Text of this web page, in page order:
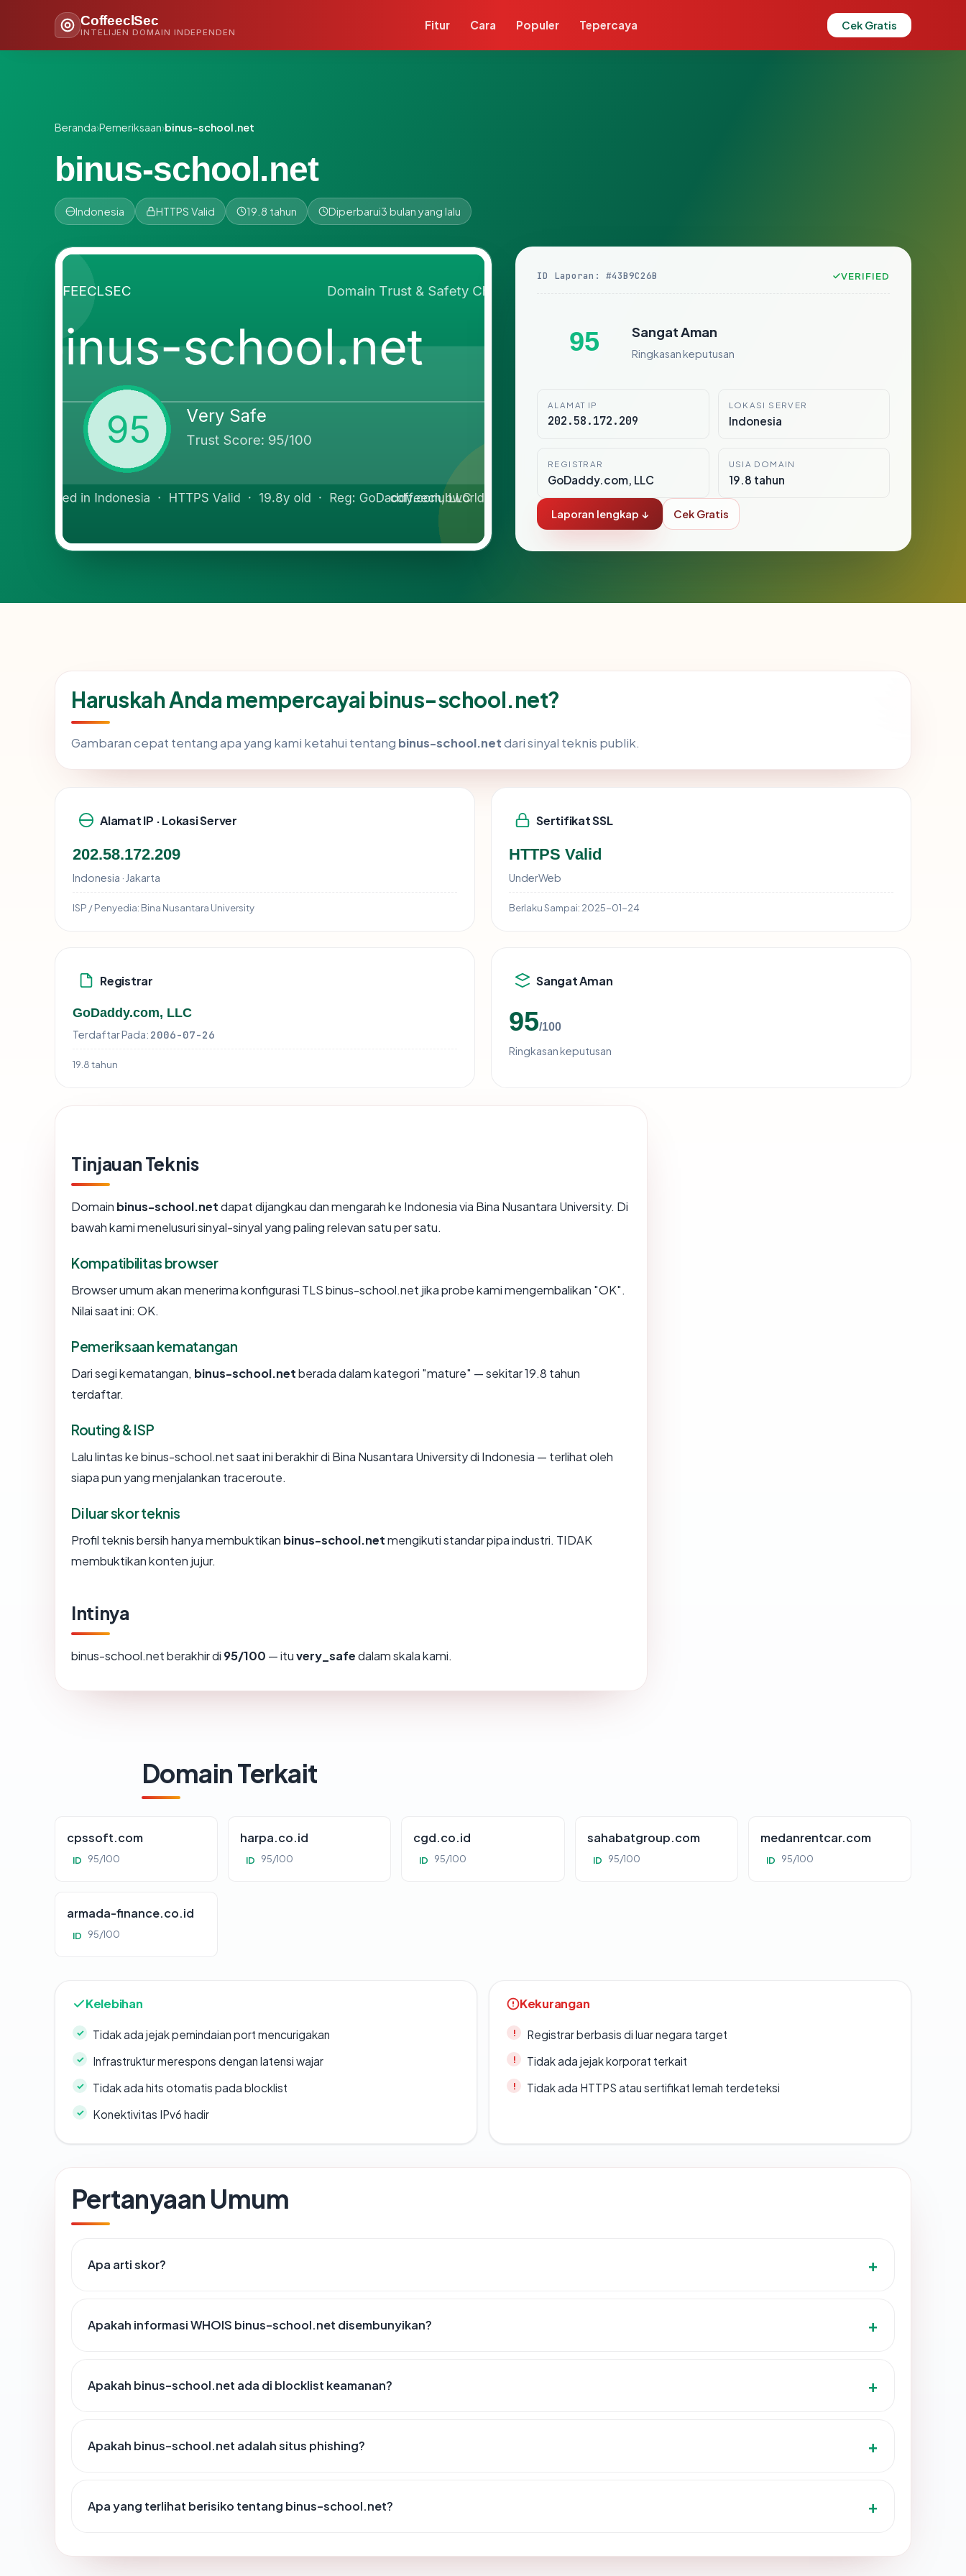
CoffeeclSec
INTELIJEN DOMAIN INDEPENDEN
Fitur Cara Populer Tepercaya Cek Gratis
Beranda›Pemeriksaan›binus-school.net
binus-school.net
Indonesia HTTPS Valid 19.8 tahun Diperbarui3 bulan yang lalu
ID Laporan: #43B9C26B VERIFIED
95 Sangat Aman
Ringkasan keputusan
ALAMAT IP
202.58.172.209
LOKASI SERVER
Indonesia
REGISTRAR
GoDaddy.com, LLC
USIA DOMAIN
19.8 tahun
Laporan lengkap ↓ Cek Gratis
Haruskah Anda mempercayai binus-school.net?
Gambaran cepat tentang apa yang kami ketahui tentang binus-school.netdari sinyal teknis publik.
Alamat IP · Lokasi Server
202.58.172.209
Indonesia · Jakarta
ISP / Penyedia: Bina Nusantara University
Sertifikat SSL
HTTPS Valid
UnderWeb
Berlaku Sampai: 2025-01-24
Registrar
GoDaddy.com, LLC
Terdaftar Pada: 2006-07-26
19.8 tahun
Sangat Aman
95/100
Ringkasan keputusan
Tinjauan Teknis
Domain binus-school.netdapat dijangkau dan mengarah ke Indonesia via Bina Nusantara University. Di
bawah kami menelusuri sinyal-sinyal yang paling relevan satu per satu.
Kompatibilitas browser
Browser umum akan menerima konfigurasi TLS binus-school.net jika probe kami mengembalikan "OK".
Nilai saat ini: OK.
Pemeriksaan kematangan
Dari segi kematangan, binus-school.netberada dalam kategori "mature" — sekitar 19.8 tahun
terdaftar.
Routing & ISP
Lalu lintas ke binus-school.net saat ini berakhir di Bina Nusantara University di Indonesia — terlihat oleh
siapa pun yang menjalankan traceroute.
Di luar skor teknis
Profil teknis bersih hanya membuktikan binus-school.netmengikuti standar pipa industri. TIDAK
membuktikan konten jujur.
Intinya
binus-school.net berakhir di 95/100 — ituvery_safedalam skala kami.
Domain Terkait
cpssoft.com
ID 95/100
harpa.co.id
ID 95/100
cgd.co.id
ID 95/100
sahabatgroup.com
ID 95/100
medanrentcar.com
ID 95/100
armada-finance.co.id
ID 95/100
Kelebihan
Tidak ada jejak pemindaian port mencurigakan
Infrastruktur merespons dengan latensi wajar
Tidak ada hits otomatis pada blocklist
Konektivitas IPv6 hadir
Kekurangan
Registrar berbasis di luar negara target
Tidak ada jejak korporat terkait
Tidak ada HTTPS atau sertifikat lemah terdeteksi
Pertanyaan Umum
Apa arti skor?
Apakah informasi WHOIS binus-school.net disembunyikan?
Apakah binus-school.net ada di blocklist keamanan?
Apakah binus-school.net adalah situs phishing?
Apa yang terlihat berisiko tentang binus-school.net?